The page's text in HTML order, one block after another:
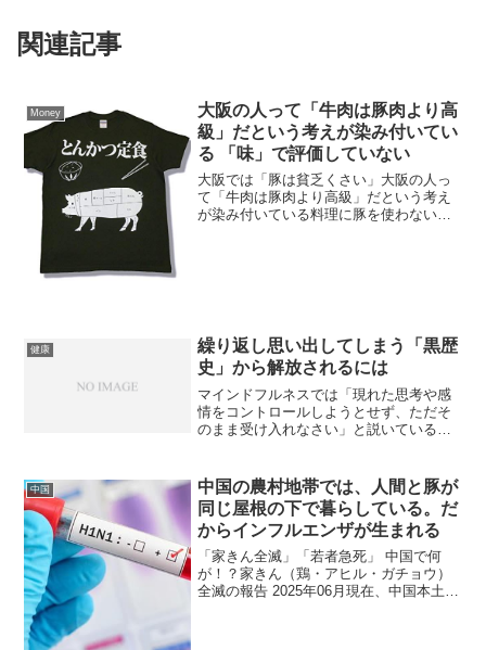
関連記事
Money
大阪の人って「牛肉は豚肉より高
級」だという考えが染み付いてい
る 「味」で評価していない
大阪では「豚は貧乏くさい」大阪の人っ
て「牛肉は豚肉より高級」だという考え
が染み付いている料理に豚を使わない理
健康
繰り返し思い出してしまう「黒歴
史」から解放されるには
マインドフルネスでは「現れた思考や感
情をコントロールしようとせず、ただそ
のまま受け入れなさい」と説いている。
ここで紹介されている「直接抑制」「思
考置換」をしてはいけない...
中国
中国の農村地帯では、人間と豚が
同じ屋根の下で暮らしている。だ
からインフルエンザが生まれる
「家きん全滅」「若者急死」 中国で何
が！？家きん（鶏・アヒル・ガチョウ）
全滅の報告 2025年06月現在、中国本土の